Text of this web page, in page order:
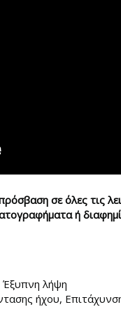
σε όλες τις
ή
Έξυπνη λήψη
ήχου,